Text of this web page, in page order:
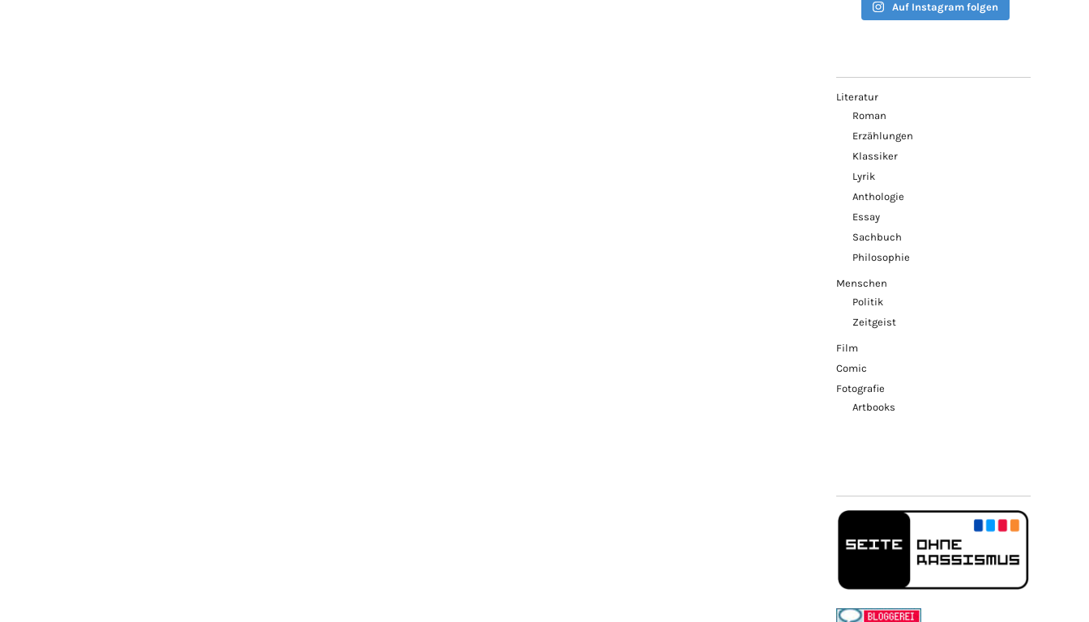
Auf Instagram folgen
Literatur
Roman
Erzählungen
Klassiker
Lyrik
Anthologie
Essay
Sachbuch
Philosophie
Menschen
Politik
Zeitgeist
Film
Comic
Fotografie
Artbooks